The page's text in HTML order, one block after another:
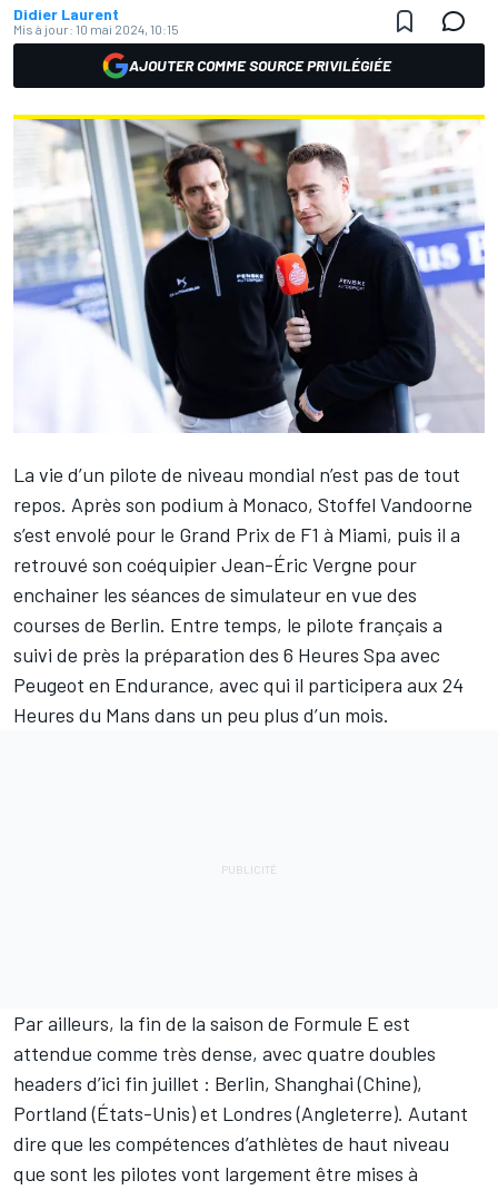
Didier Laurent
Mis à jour: 10 mai 2024, 10:15
AJOUTER COMME SOURCE PRIVILÉGIÉE
La vie d’un pilote de niveau mondial n’est pas de tout
repos. Après son podium à Monaco, Stoffel Vandoorne
s’est envolé pour le Grand Prix de F1 à Miami, puis il a
retrouvé son coéquipierJean-Éric Vergne pour
enchainer les séances de simulateur en vue des
courses de Berlin. Entre temps, le pilote français a
suivi de près la préparation des 6 Heures Spa avec
Peugeot en Endurance, avec qui il participera aux 24
Heures du Mans dans un peu plus d’un mois.
Par ailleurs, la fin de la saison de Formule E est
attendue comme très dense, avec quatre doubles
headers d’ici fin juillet : Berlin, Shanghai (Chine),
Portland (États-Unis) et Londres (Angleterre). Autant
dire que les compétences d’athlètes de haut niveau
que sont les pilotes vont largement être mises à